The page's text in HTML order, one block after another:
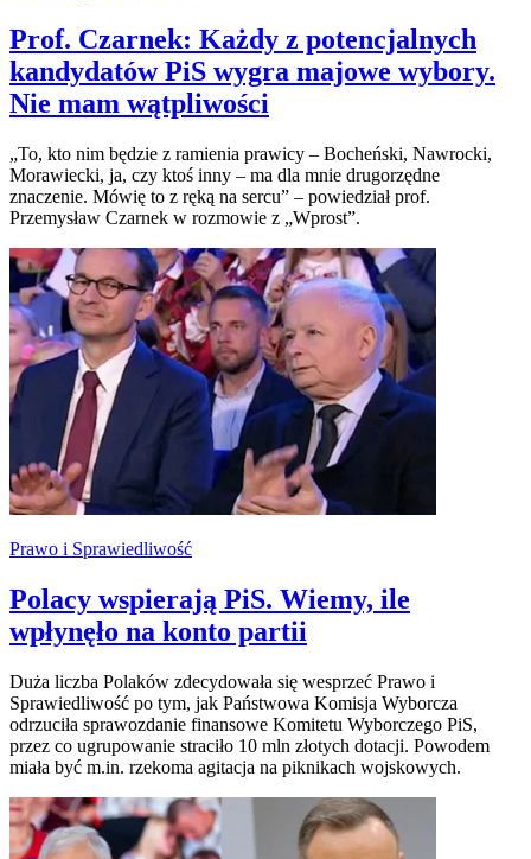
Prof. Czarnek: Każdy z potencjalnych
kandydatów PiS wygra majowe wybory.
Nie mam wątpliwości
„To, kto nim będzie z ramienia prawicy – Bocheński, Nawrocki,
Morawiecki, ja, czy ktoś inny – ma dla mnie drugorzędne
znaczenie. Mówię to z ręką na sercu” – powiedział prof.
Przemysław Czarnek w rozmowie z „Wprost”.
Prawo i Sprawiedliwość
Polacy wspierają PiS. Wiemy, ile
wpłynęło na konto partii
Duża liczba Polaków zdecydowała się wesprzeć Prawo i
Sprawiedliwość po tym, jak Państwowa Komisja Wyborcza
odrzuciła sprawozdanie finansowe Komitetu Wyborczego PiS,
przez co ugrupowanie straciło 10 mln złotych dotacji. Powodem
miała być m.in. rzekoma agitacja na piknikach wojskowych.